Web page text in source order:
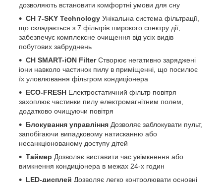
дозволяють встановити комфортні умови для сну
CH 7-SKY Technology Унікальна система фільтрації,
що складається з 7 фільтрів широкого спектру дії,
забезпечує комплексне очищення від усіх видів
побутових забруднень
CH SMART-iON FilterСтворює негативно заряджені
іони навколо частинок пилу в приміщенні, що посилює
їх уловлювання фільтром кондиціонера
ECO-FRESH Електростатичний фільтр повітря
захоплює частинки пилу електромагнітним полем,
додатково очищуючи повітря
Блокування управління Дозволяє заблокувати пульт,
запобігаючи випадковому натисканню або
несанкціонованому доступу дітей
Таймер Дозволяє виставити час увімкнення або
вимкнення кондиціонера в межах 24-х годин
LED-дисплей Дозволяє легко контролювати основні